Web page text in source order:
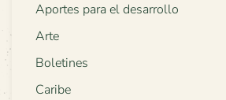
Aportes para el desarrollo
Arte
Boletines
Caribe